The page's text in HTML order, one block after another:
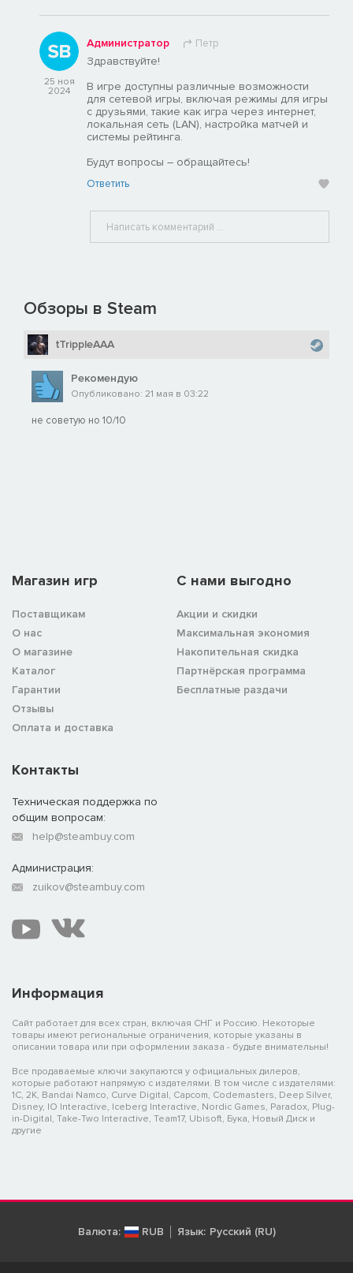
25 ноя
2024
Администратор Петр
Здравствуйте!
В игре доступны различные возможности
для сетевой игры, включая режимы для игры
с друзьями, такие как игра через интернет,
локальная сеть (LAN), настройка матчей и
системы рейтинга.
Будут вопросы – обращайтесь!
Ответить
Обзоры в Steam
tTrippleAAA
Рекомендую
Опубликовано: 21 мая в 03:22
не советую но 10/10
Магазин игр
Поставщикам
О нас
О магазине
Каталог
Гарантии
Отзывы
Оплата и доставка
C нами выгодно
Акции и скидки
Максимальная экономия
Накопительная скидка
Партнёрская программа
Бесплатные раздачи
Информация
Сайт работает для всех стран, включая СНГ и Россию. Некоторые
товары имеют региональные ограничения, которые указаны в
описании товара или при оформлении заказа - будьте внимательны!
Все продаваемые ключи закупаются у официальных дилеров,
которые работают напрямую с издателями. В том числе с издателями:
1C, 2K, Bandai Namco, Curve Digital, Capcom, Codemasters, Deep Silver,
Disney, IO Interactive, Iceberg Interactive, Nordic Games, Paradox, Plug-
in-Digital, Take-Two Interactive, Team17, Ubisoft, Бука, Новый Диск и
другие
Контакты
Техническая поддержка по
общим вопросам:
help@steambuy.com
Администрация:
zuikov@steambuy.com
Валюта: RUB Язык: Русский (RU)